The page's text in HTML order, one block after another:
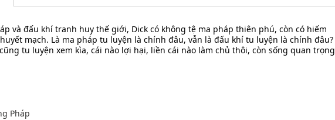
và đấu khí tranh huy thế giới, Dick có không tệ ma pháp thiên phú, còn có hiếm
mạch. Là ma pháp tu luyện là chính đâu, vẫn là đấu khí tu luyện là chính đâu?
tu luyện xem kìa, cái nào lợi hại, liền cái nào làm chủ thôi, còn sống quan trọng
Pháp